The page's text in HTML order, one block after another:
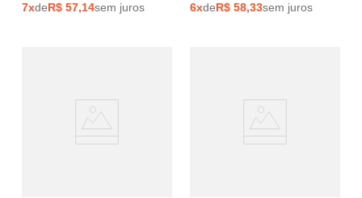
7xdeR$ 57,14sem juros 6xdeR$ 58,33sem juros